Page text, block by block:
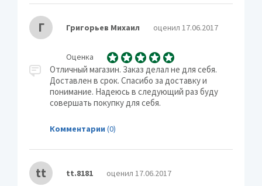
Г Григорьев Михаил оценил 17.06.2017
Оценка
Отличный магазин. Заказ делал не для себя.
Доставлен в срок. Спасибо за доставку и
понимание. Надеюсь в следующий раз буду
совершать покупку для себя.
Комментарии (0)
tt tt.8181 оценил 17.06.2017